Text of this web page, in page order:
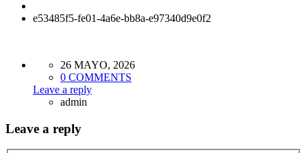
e53485f5-fe01-4a6e-bb8a-e97340d9e0f2
26 MAYO, 2026
0 COMMENTS
Leave a reply
admin
Leave a reply